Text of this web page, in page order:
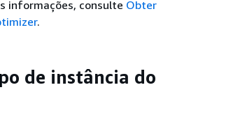
informações, consulte Obter
.
de instância do